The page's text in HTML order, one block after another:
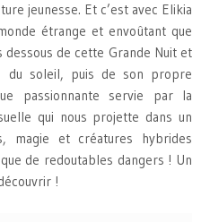
jeunesse. Et c’est avec Elikia
étrange et envoûtant que
dessous de cette Grande Nuit et
du soleil, puis de son propre
passionnante servie par la
qui nous projette dans un
magie et créatures hybrides
de redoutables dangers ! Un
!